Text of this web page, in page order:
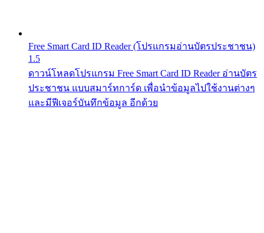
Free Smart Card ID Reader (โปรแกรมอ่านบัตรประชาชน)
1.5
ดาวน์โหลดโปรแกรม Free Smart Card ID Reader อ่านบัตร
ประชาชน แบบสมาร์ทการ์ด เพื่อนำข้อมูลไปใช้งานต่างๆ
และมีฟีเจอร์บันทึกข้อมูล อีกด้วย